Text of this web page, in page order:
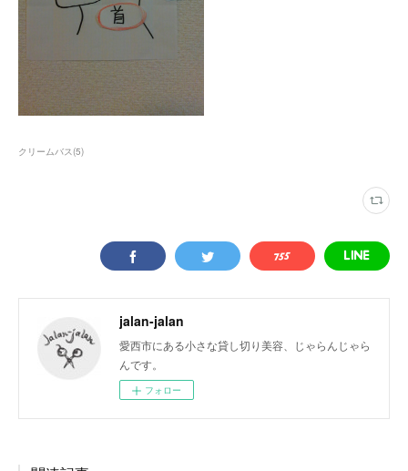
クリームバス(5)
jalan-jalan
愛西市にある小さな貸し切り美容、じゃらんじゃら
んです。
フォロー